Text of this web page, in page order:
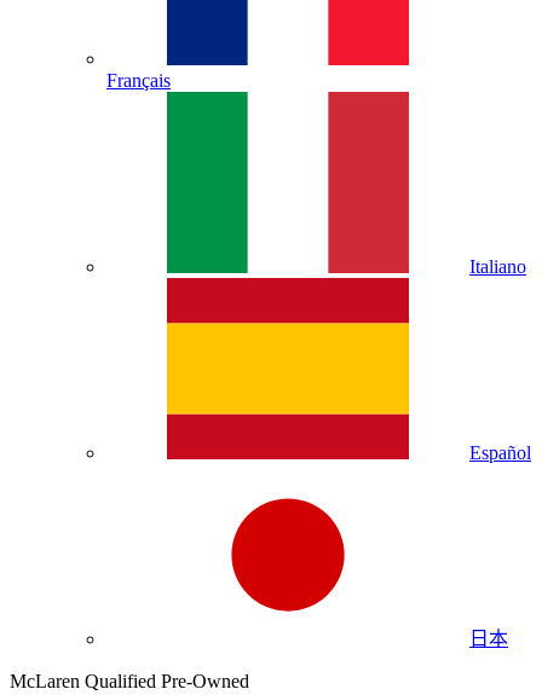
Français
Italiano
Español
日本
McLaren Qualified Pre-Owned